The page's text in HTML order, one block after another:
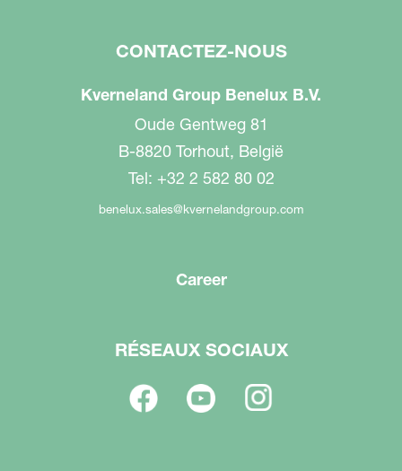
CONTACTEZ-NOUS
Kverneland Group Benelux B.V.
Oude Gentweg 81
B-8820 Torhout, België
Tel: +32 2 582 80 02
benelux.sales@kvernelandgroup.com
Career
RÉSEAUX SOCIAUX